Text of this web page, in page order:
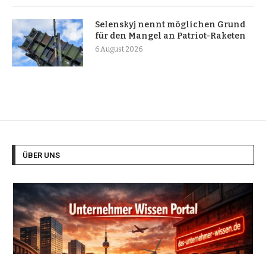
Selenskyj nennt möglichen Grund
für den Mangel an Patriot-Raketen
6 August 2026
ÜBER UNS